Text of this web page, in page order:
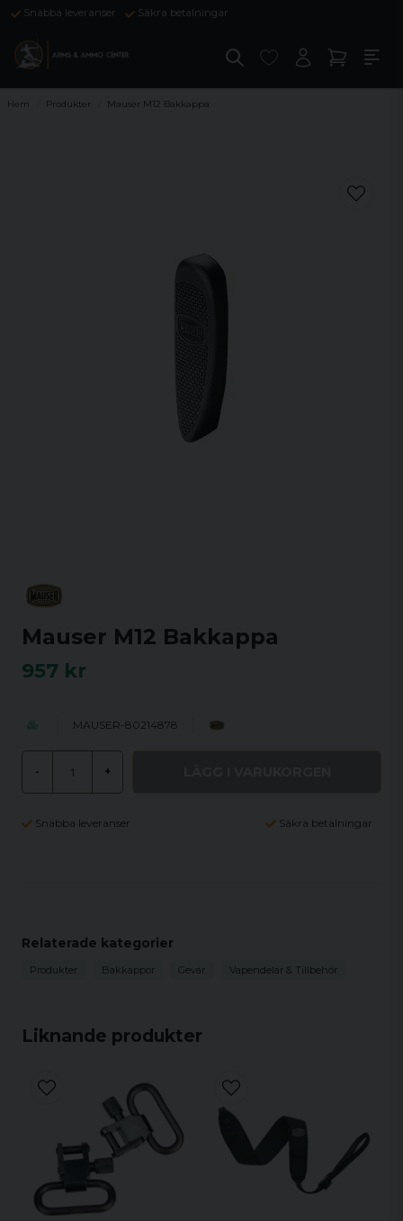
Snabba leveranser Säkra betalningar
Hem Produkter Mauser M12 Bakkappa
Mauser M12 Bakkappa
957 kr
MAUSER-80214878
- +
Snabba leveranser Säkra betalningar
Liknande produkter
Relaterade kategorier
Produkter Bakkappor Gevär Vapendelar & Tillbehör